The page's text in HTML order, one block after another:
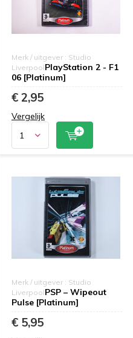
Merk / uitgever : Studio
LiverpoolPlayStation 2 - F1
06 [Platinum]
€ 2,95
Vergelijk
Merk / uitgever : Studio
LiverpoolPSP – Wipeout
Pulse [Platinum]
€ 5,95